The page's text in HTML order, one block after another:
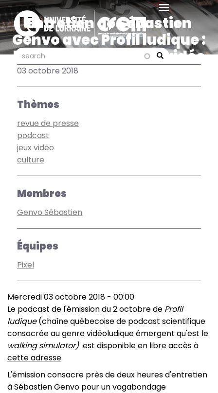
Aller
au
contenu
principal
Search
search search
Entretien de Sébastien
Genvo avec Profil ludique :
les origines des jeux vidéo
de type walking simulator
03 octobre 2018
Thèmes
revue de presse
podcast
jeux vidéo
culture
Membres
Genvo Sébastien
Équipes
Pixel
Mercredi 03 octobre 2018 - 00:00
Le podcast de l'émission du 2 octobre de Profil
ludique(chaîne québecoise de podcast scientifique
consacrée au genre vidéoludique émergent qu'est le
walking simulator)est disponible en libre accèsà
cette adresse.
L'émission consacre près de deux heures d'entretien
à Sébastien Genvo pour un vagabondage